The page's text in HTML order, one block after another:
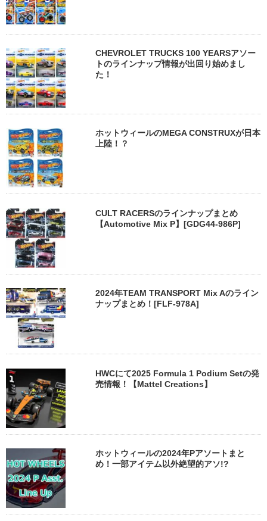
CHEVROLET TRUCKS 100 YEARSアソー
トのラインナップ情報が出回り始めまし
た！
ホットウィールのMEGA CONSTRUXが日本
上陸！？
CULT RACERSのラインナップまとめ
【Automotive Mix P】[GDG44-986P]
2024年TEAM TRANSPORT Mix Aのライン
ナップまとめ！[FLF-978A]
HWCにて2025 Formula 1 Podium Setの発
売情報！【Mattel Creations】
ホットウィールの2024年Pアソートまと
め！一部アイテム以外絶望的アソ!?